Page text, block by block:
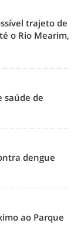
trajeto de
o Rio Mearim,
saúde de
dengue
ao Parque